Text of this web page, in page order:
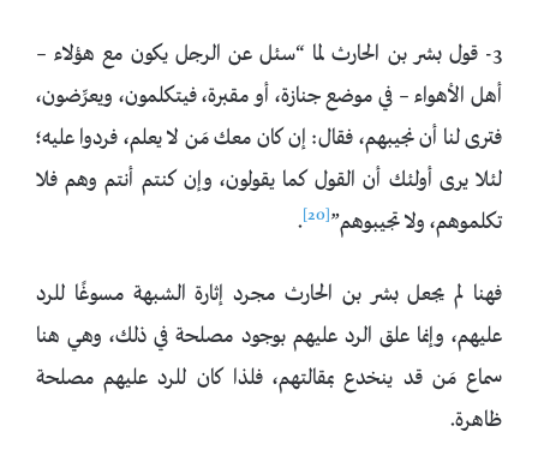
3- قول بشر بن الحارث لما “سئل عن الرجل يكون مع هؤلاء –
أهل الأهواء – في موضع جنازة، أو مقبرة، فيتكلمون، ويعرِّضون،
فترى لنا أن نجيبهم، فقال: إن كان معك مَن لا يعلم، فردوا عليه؛
لئلا يرى أولئك أن القول كما يقولون، وإن كنتم أنتم وهم فلا
تكلموهم، ولا تجيبوهم”[20]
.
فهنا لم يجعل بشر بن الحارث مجرد إثارة الشبهة مسوغًا للرد
عليهم، وإنما علق الرد عليهم بوجود مصلحة في ذلك، وهي هنا
سماع مَن قد ينخدع بمقالتهم، فلذا كان للرد عليهم مصلحة
ظاهرة.